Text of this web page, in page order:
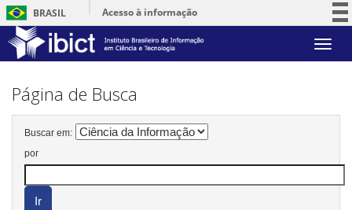
BRASIL
Acesso à informação
Serviços
Skip
Página de Busca
Buscar em:
por